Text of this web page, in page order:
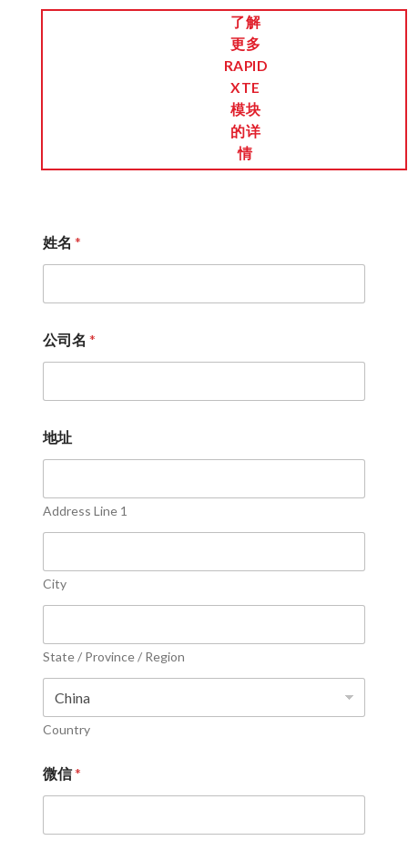
了解
更多
RAPID
XTE
模块
的详
情
姓名 *
公司名 *
地址
Address Line 1
City
State / Province / Region
Country
微信*